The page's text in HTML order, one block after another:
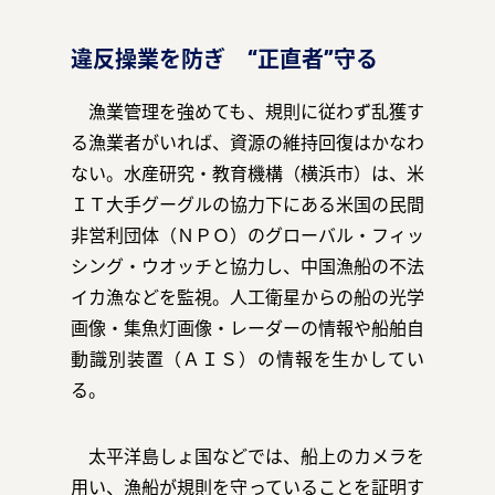
違反操業を防ぎ “正直者”守る
漁業管理を強めても、規則に従わず乱獲す
る漁業者がいれば、資源の維持回復はかなわ
ない。水産研究・教育機構（横浜市）は、米
ＩＴ大手グーグルの協力下にある米国の民間
非営利団体（ＮＰＯ）のグローバル・フィッ
シング・ウオッチと協力し、中国漁船の不法
イカ漁などを監視。人工衛星からの船の光学
画像・集魚灯画像・レーダーの情報や船舶自
動識別装置（ＡＩＳ）の情報を生かしてい
る。
太平洋島しょ国などでは、船上のカメラを
用い、漁船が規則を守っていることを証明す